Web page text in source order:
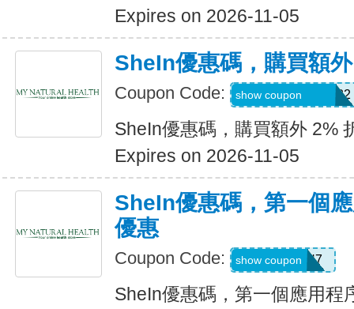
Expires on 2026-11-05
SheIn優惠碼，購買額
Coupon Code: Coriannekotel7582
show coupon
SheIn優惠碼，購買額外 2%
Expires on 2026-11-05
SheIn優惠碼，第一個
優惠
Coupon Code: QTEK4N7
show coupon
SheIn優惠碼，第一個應用程